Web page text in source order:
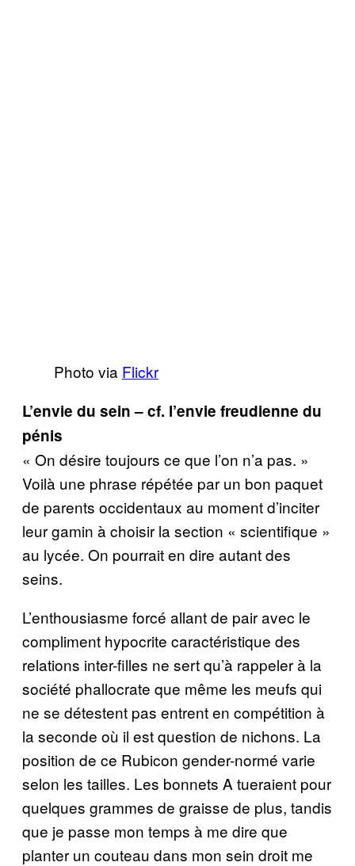
Photo via Flickr
L’envie du sein – cf. l’envie freudienne du
pénis
« On désire toujours ce que l’on n’a pas. »
Voilà une phrase répétée par un bon paquet
de parents occidentaux au moment d’inciter
leur gamin à choisir la section « scientifique »
au lycée. On pourrait en dire autant des
seins.
L’enthousiasme forcé allant de pair avec le
compliment hypocrite caractéristique des
relations inter-filles ne sert qu’à rappeler à la
société phallocrate que même les meufs qui
ne se détestent pas entrent en compétition à
la seconde où il est question de nichons. La
position de ce Rubicon gender-normé varie
selon les tailles. Les bonnets A tueraient pour
quelques grammes de graisse de plus, tandis
que je passe mon temps à me dire que
planter un couteau dans mon sein droit me